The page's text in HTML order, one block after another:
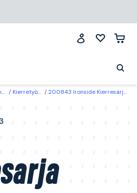
Kierretyökalut 200843 Ironside Kierresarja 32-osainen